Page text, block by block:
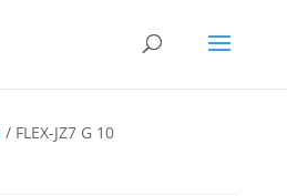
/ FLEX-JZ7 G 10